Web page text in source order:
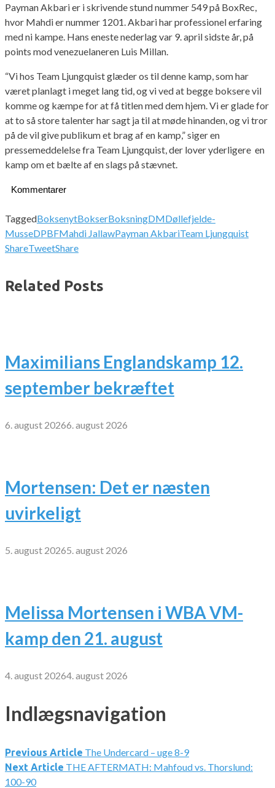
Payman Akbari er i skrivende stund nummer 549 på BoxRec,
hvor Mahdi er nummer 1201. Akbari har professionel erfaring
med ni kampe. Hans eneste nederlag var 9. april sidste år, på
points mod venezuelaneren Luis Millan.
“Vi hos Team Ljungquist glæder os til denne kamp, som har
været planlagt i meget lang tid, og vi ved at begge boksere vil
komme og kæmpe for at få titlen med dem hjem. Vi er glade for
at to så store talenter har sagt ja til at møde hinanden, og vi tror
på de vil give publikum et brag af en kamp,” siger en
pressemeddelelse fra Team Ljungquist, der lover yderligere en
kamp om et bælte af en slags på stævnet.
Kommentarer
TaggedBoksenytBokserBoksningDMDøllefjelde-
MusseDPBFMahdi JallawPayman AkbariTeam Ljungquist
ShareTweetShare
Related Posts
Maximilians Englandskamp 12.
september bekræftet
6. august 20266. august 2026
Mortensen: Det er næsten
uvirkeligt
5. august 20265. august 2026
Melissa Mortensen i WBA VM-
kamp den 21. august
4. august 20264. august 2026
Indlægsnavigation
Previous Article The Undercard – uge 8-9
Next Article THE AFTERMATH: Mahfoud vs. Thorslund:
100-90